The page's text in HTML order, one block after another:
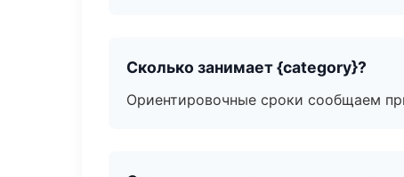
Сколько занимает {category}?
Ориентировочные сроки сообщаем